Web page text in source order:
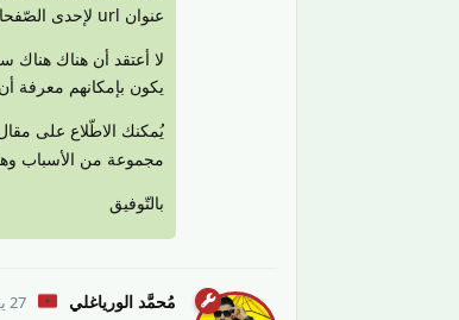
عنوان url لإحدى الصّفحات بشكل غير صحيح.
يكون بإمكانهم معرفة
يُمكنك الاطّلاع على
مجموعة من الأسباب
بالتّوفيق
مُحمَّد الورياغلي 27 يوليو 2024